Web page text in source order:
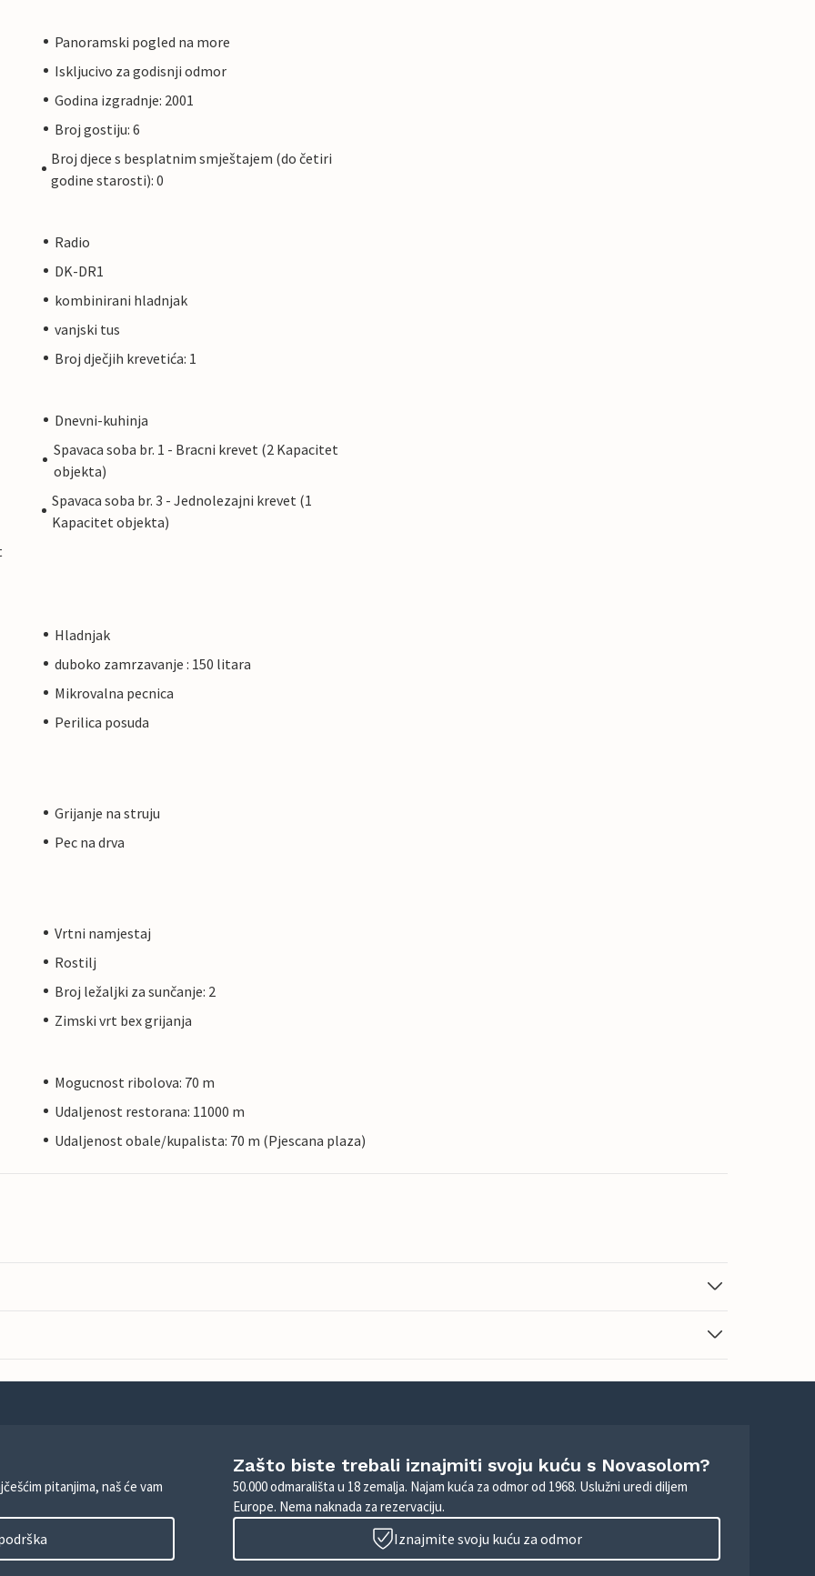
Panoramski pogled na more
Iskljucivo za godisnji odmor
Godina izgradnje: 2001
Broj gostiju: 6
Broj djece s besplatnim smještajem (do četiri
godine starosti): 0
Radio
DK-DR1
kombinirani hladnjak
vanjski tus
Broj dječjih krevetića: 1
Dnevni-kuhinja
Spavaca soba br. 1 - Bracni krevet (2 Kapacitet
objekta)
Spavaca soba br. 3 - Jednolezajni krevet (1
Kapacitet objekta)
Hladnjak
duboko zamrzavanje : 150 litara
Mikrovalna pecnica
Perilica posuda
Grijanje na struju
Pec na drva
Vrtni namjestaj
Rostilj
Broj ležaljki za sunčanje: 2
Zimski vrt bex grijanja
Mogucnost ribolova: 70 m
Udaljenost restorana: 11000 m
Udaljenost obale/kupalista: 70 m (Pjescana plaza)
pitanjima, naš će vam
Zašto biste trebali iznajmiti svoju kuću s Novasolom?
50.000 odmarališta u 18 zemalja. Najam kuća za odmor od 1968. Uslužni uredi diljem
Europe. Nema naknada za rezervaciju.
Iznajmite svoju kuću za odmor